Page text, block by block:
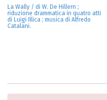
La Wally / di W. De Hillern ;
riduzione drammatica in quatro atti
di Luigi Illica ; musica di Alfredo
Catalani.